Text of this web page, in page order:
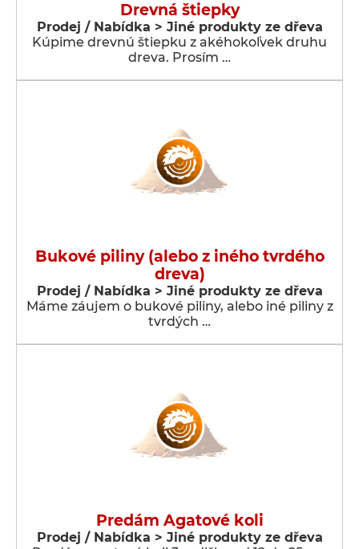
Drevná štiepky
Prodej / Nabídka > Jiné produkty ze dřeva
Kúpime drevnú štiepku z akéhokoľvek druhu
dreva. Prosím …
Bukové piliny (alebo z iného tvrdého
dreva)
Prodej / Nabídka > Jiné produkty ze dřeva
Máme záujem o bukové piliny, alebo iné piliny z
tvrdých …
Predám Agatové koli
Prodej / Nabídka > Jiné produkty ze dřeva